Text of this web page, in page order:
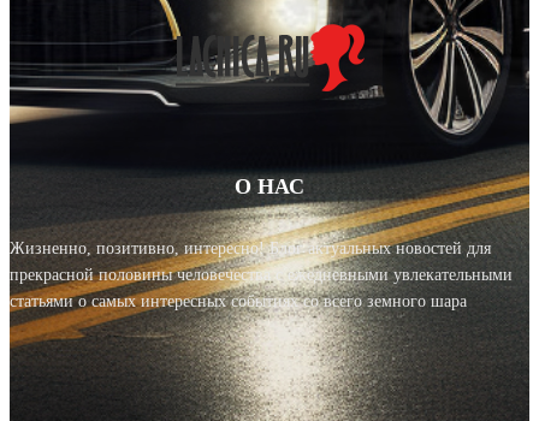
О НАС
Жизненно, позитивно, интересно! Блог актуальных новостей для
прекрасной половины человечества с ежедневными увлекательными
статьями о самых интересных событиях со всего земного шара